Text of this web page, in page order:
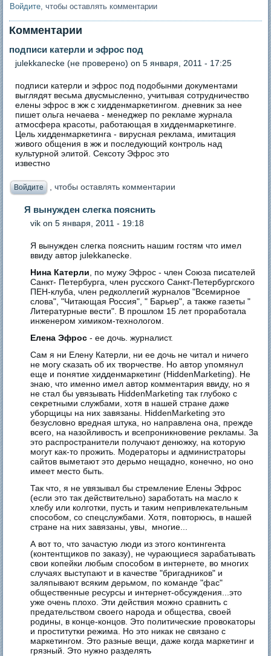
Войдите , чтобы оставлять комментарии
Комментарии
подписи катерли и эфрос под
julekkanecke (не проверено) on 5 января, 2011 - 17:25
подписи катерли и эфрос под подобынми документами
выглядят весьма двусмысленно, учитывая сотрудничество
елены эфрос в жж с хидденмаркетингом. дневник за нее
пишет ольга нечаева - менеджер по рекламе журнала
атмосфера красоты, работающая в хидденмаркетинге.
Цель хидденмаркетинга - вирусная реклама, имитация
живого общения в жж и последующий контроль над
культурной элитой. Сексоту Эфрос это
известно
Войдите , чтобы оставлять комментарии
Я вынужден слегка пояснить
vik on 5 января, 2011 - 19:18
Я вынужден слегка пояснить нашим гостям что имел
ввиду автор julekkanecke.
Нина Катерли , по мужу Эфрос - член Союза писателей
Санкт- Петербурга, член русского Санкт-Петербургского
ПЕН-клуба, член редколлегий журналов "Всемирное
слова", "Читающая Россия", " Барьер", а также газеты "
Литературные вести". В прошлом 15 лет проработала
инженером химиком-технологом.
Елена Эфрос - ее дочь. журналист.
Сам я ни Елену Катерли, ни ее дочь не читал и ничего
не могу сказать об их творчестве. Но автор упомянул
еще и понятие хидденмаркетинг (HiddenMarketing). Не
знаю, что именно имел автор комментария ввиду, но я
не стал бы увязывать HiddenMarketing так глубоко с
секретными службами, хотя в нашей стране даже
уборщицы на них завязаны. HiddenMarketing это
безусловно вредная штука, но направлена она, прежде
всего, на назойливость и всепроникновение рекламы. За
это распространители получают денюжку, на которую
могут как-то прожить. Модераторы и администраторы
сайтов выметают это дерьмо нещадно, конечно, но оно
имеет место быть.
Так что, я не увязывал бы стремление Елены Эфрос
(если это так действительно) заработать на масло к
хлебу или колготки, пусть и таким непривлекательным
способом, со спецслужбами. Хотя, повторюсь, в нашей
стране на них завязаны, увы, многие...
А вот то, что зачастую люди из этого контингента
(контентщиков по заказу), не чурающиеся зарабатывать
свои копейки любым способом в интернете, во многих
случаях выступают и в качестве "бригадников" и
заляпывают всяким дерьмом, по команде "фас"
общественные ресурсы и интернет-обсуждения...это
уже очень плохо. Эти действия можно сравнить с
предательством своего народа и общества, своей
родины, в конце-концов. Это политические провокаторы
и проститутки режима. Но это никак не связано с
маркетингом. Это разные вещи, даже когда маркетинг и
грязный. Это нужно разделять